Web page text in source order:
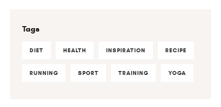
Tags
DIET HEALTH INSPIRATION RECIPE
RUNNING SPORT TRAINING YOGA